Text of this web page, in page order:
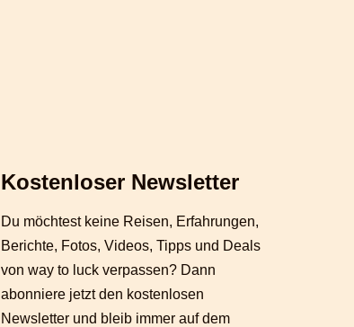
Kostenloser Newsletter
Du möchtest keine Reisen, Erfahrungen,
Berichte, Fotos, Videos, Tipps und Deals
von way to luck verpassen? Dann
abonniere jetzt den kostenlosen
Newsletter und bleib immer auf dem